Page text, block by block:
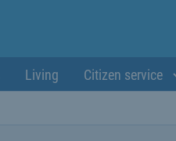
Living Citizen service